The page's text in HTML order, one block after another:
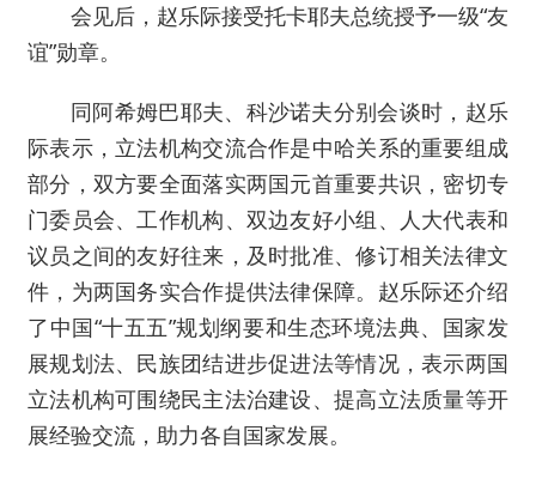
会见后，赵乐际接受托卡耶夫总统授予一级“友
谊”勋章。
同阿希姆巴耶夫、科沙诺夫分别会谈时，赵乐
际表示，立法机构交流合作是中哈关系的重要组成
部分，双方要全面落实两国元首重要共识，密切专
门委员会、工作机构、双边友好小组、人大代表和
议员之间的友好往来，及时批准、修订相关法律文
件，为两国务实合作提供法律保障。赵乐际还介绍
了中国“十五五”规划纲要和生态环境法典、国家发
展规划法、民族团结进步促进法等情况，表示两国
立法机构可围绕民主法治建设、提高立法质量等开
展经验交流，助力各自国家发展。